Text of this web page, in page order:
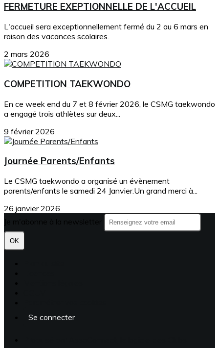
FERMETURE EXEPTIONNELLE DE L'ACCUEIL
L'accueil sera exceptionnellement fermé du 2 au 6 mars en
raison des vacances scolaires.
2 mars 2026
COMPETITION TAEKWONDO
En ce week end du 7 et 8 février 2026, le CSMG taekwondo
a engagé trois athlètes sur deux...
9 février 2026
Journée Parents/Enfants
Le CSMG taekwondo a organisé un évènement
parents/enfants le samedi 24 Janvier.Un grand merci à...
26 janvier 2026
OK
Se connecter